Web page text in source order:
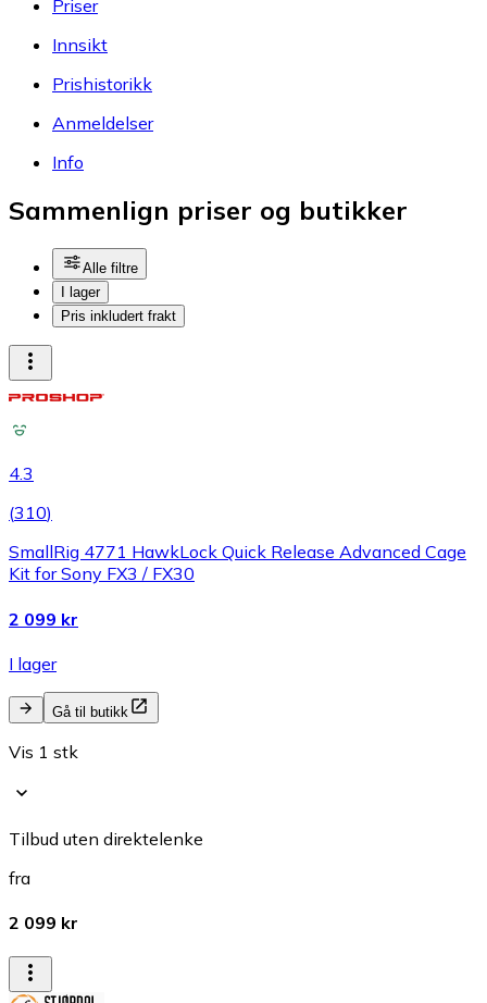
Priser
Innsikt
Prishistorikk
Anmeldelser
Info
Sammenlign priser og butikker
Alle filtre
I lager
Pris inkludert frakt
4.3
(310)
SmallRig 4771 HawkLock Quick Release Advanced Cage
Kit for Sony FX3 / FX30
2 099 kr
I lager
Gå til butikk
Vis 1 stk
Tilbud uten direktelenke
fra
2 099 kr